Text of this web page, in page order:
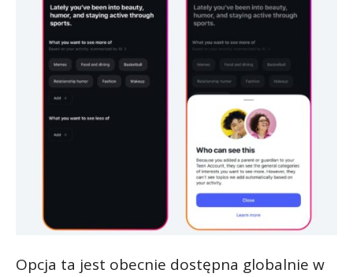
Opcja ta jest obecnie dostępna globalnie w